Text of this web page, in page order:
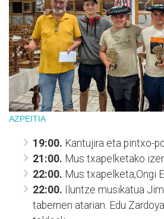
AZPEITIA
19:00. Kantujira eta pintxo-
21:00. Mus txapelketako
22:00. Mus txapelketa,Ongi
22:00. Iluntze musikatua
tabernen atarian: Edu